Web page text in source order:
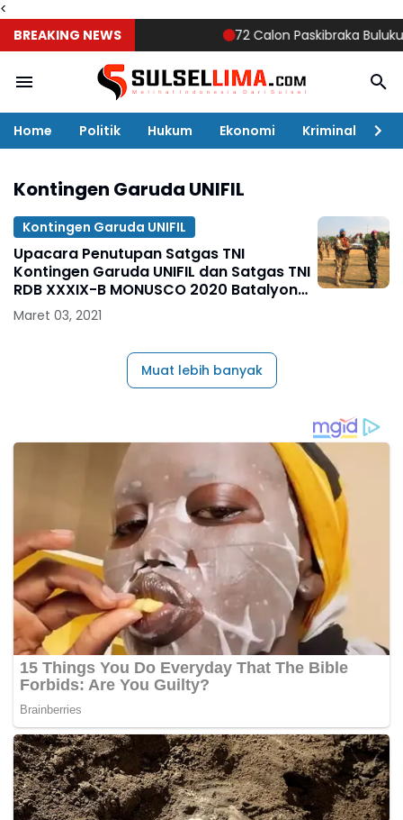
<
BREAKING NEWS
72 Calon Paskibraka
Home Politik Hukum Ekonomi Kriminal
Kontingen Garuda UNIFIL
Kontingen Garuda UNIFIL
Upacara Penutupan Satgas TNI
Kontingen Garuda UNIFIL dan Satgas TNI
RDB XXXIX-B MONUSCO 2020 Batalyon
Infanteri 8 Marinir
Maret 03, 2021
Muat lebih banyak